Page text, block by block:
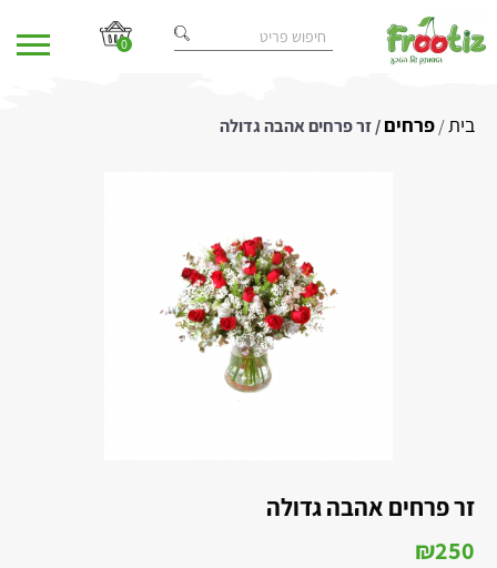
0
בית/פרחים/ זר פרחים אהבה גדולה
זר פרחים אהבה גדולה
₪250